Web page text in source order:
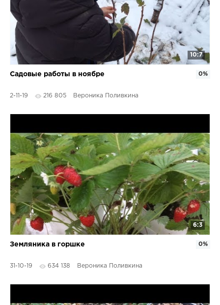
10:7
Садовые работы в ноябре
2-11-19 216 805 Вероника Поливкина
0%
6:3
Земляника в горшке
31-10-19 634 138 Вероника Поливкина
0%